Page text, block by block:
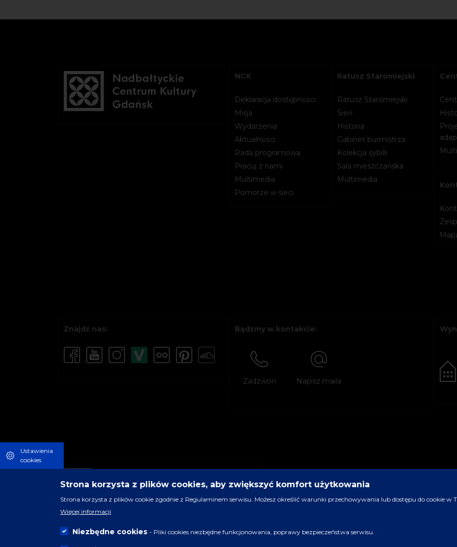
NCK
Deklaracja dostępności
Misja
Wydarzenia
Aktualności
Rada programowa
Pracuj z nami
Multimedia
Pomorze w sieci
Ratusz Staromiejski
Ratusz Staromiejski
Sień
Historia
Gabinet burmistrza
Kolekcja sybilli
Sala mieszczańska
Multimedia
Znajdź nas: Bądźmy w kontakcie:
Zadzwoń Napisz maila
Ustawienia
cookies
Strona korzysta z plików cookies, aby zwiększyć komfort użytkowania
Strona korzysta z plików cookie zgodnie z Regulaminem serwisu. Możesz określić warunki przechowywania lub dostępu do cookie w
Więcej informacji
Niezbędne cookies - Pliki cookies niezbędne funkcjonowania, poprawy bezpieczeństwa serwisu.